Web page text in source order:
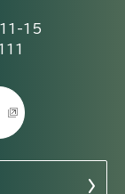
11-15